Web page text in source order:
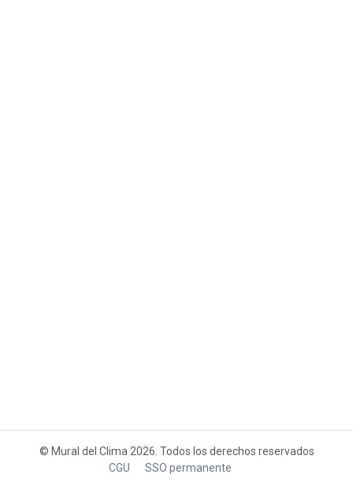
© Mural del Clima 2026. Todos los derechos reservados
CGU
SSO permanente